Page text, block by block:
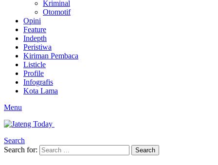
Kriminal
Otomotif
Opini
Feature
Indepth
Peristiwa
Kiriman Pembaca
Listicle
Profile
Infografis
Kota Lama
Menu
Search
Search for:
Search